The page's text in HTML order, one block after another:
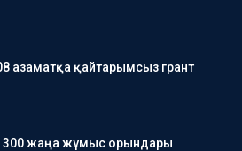
азаматқа қайтарымсыз грант
300 жаңа жұмыс орындары